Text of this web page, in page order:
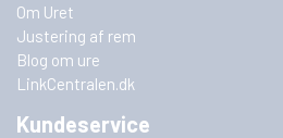
Om Uret
Justering af rem
Blog om ure
LinkCentralen.dk
Kundeservice